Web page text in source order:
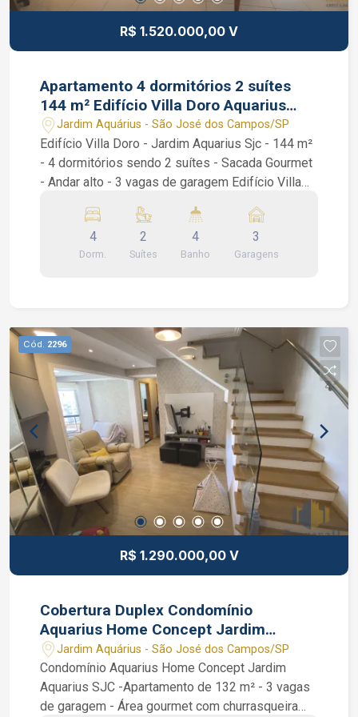
R$ 1.520.000,00 V
Apartamento 4 dormitórios 2 suítes
144 m² Edifício Villa Doro Aquarius
SJC 3 vagas cobertas
Jardim Aquárius - São José dos Campos/SP
Edifício Villa Doro - Jardim Aquarius Sjc - 144 m²
- 4 dormitórios sendo 2 suítes - Sacada Gourmet
- Andar alto - 3 vagas de garagem Edifício Villa
uma das regiões mais procuradas do Aquarius,
com 144 m² divididos em sala para dois
ambientes, lavabo, varanda gourmet com
de serviço. 3 vagas de garagem. Condomínio com
portaria 24 horas, piscina adulto e infantil,
academia, quadra poliesportiva, salão de jogos,
playground, churrasqueira e salão de festas
Corretor de imóveis João Ferreira - CRECI
234.934 Whatsapp (12) 99668 - 3140
4
Dorm.
2
Suítes
4
Banho
3
Garagens
Cód. 2296
R$ 1.290.000,00 V
Cobertura Duplex Condomínio
Aquarius Home Concept Jardim
Aquarius SJC 3 dormitórios 2 suítes
Jardim Aquárius - São José dos Campos/SP
Condomínio Aquarius Home Concept Jardim
Aquarius SJC -Apartamento de 132 m² - 3 vagas
de garagem - Área gourmet com churrasqueira